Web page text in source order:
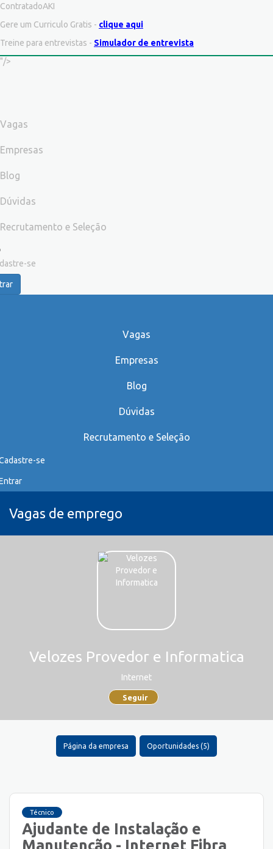
ContratadoAKI
Gere um Curriculo Gratis - clique aqui
Treine para entrevistas - Simulador de entrevista
"/>
Vagas
Empresas
Blog
Dúvidas
Recrutamento e Seleção
se
Vagas
Empresas
Blog
Dúvidas
Recrutamento e Seleção
se
Vagas de emprego
Velozes Provedor e Informatica
Internet
Seguir
Página da empresa Oportunidades (5)
Técnico
Ajudante de Instalação e
Manutenção - Internet Fibra